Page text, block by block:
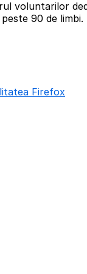
voluntarilor
90 de limbi.
Firefox